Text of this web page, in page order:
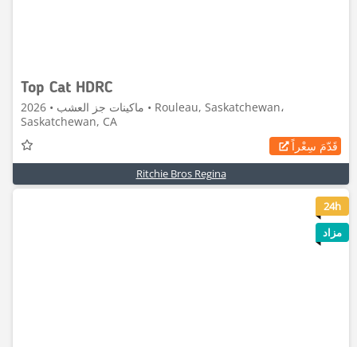
Top Cat HDRC
ماكينات جز العشب • 2026 • Rouleau, Saskatchewan،
Saskatchewan, CA
قَدّمَ سِعْراً
Ritchie Bros Regina
8
24h
مزاد